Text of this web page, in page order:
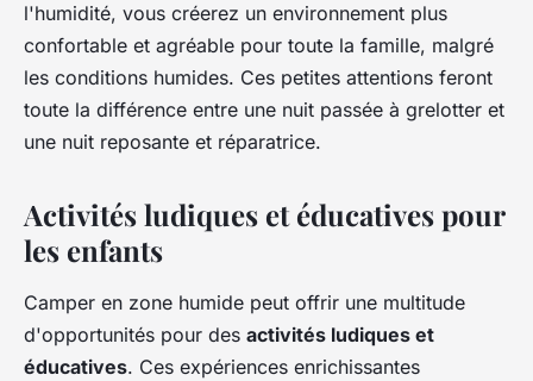
l'humidité, vous créerez un environnement plus
confortable et agréable pour toute la famille, malgré
les conditions humides. Ces petites attentions feront
toute la différence entre une nuit passée à grelotter et
une nuit reposante et réparatrice.
Activités ludiques et éducatives pour
les enfants
Camper en zone humide peut offrir une multitude
d'opportunités pour des activités ludiques et
éducatives. Ces expériences enrichissantes